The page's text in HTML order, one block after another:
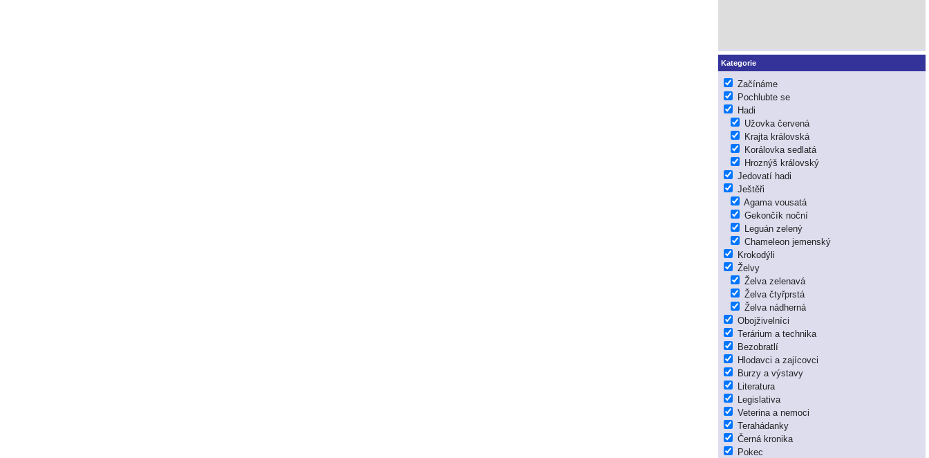
Kategorie
Začínáme
Pochlubte se
Hadi
Užovka červená
Krajta královská
Korálovka sedlatá
Hroznýš královský
Jedovatí hadi
Ještěři
Agama vousatá
Gekončík noční
Leguán zelený
Chameleon jemenský
Krokodýli
Želvy
Želva zelenavá
Želva čtyřprstá
Želva nádherná
Obojživelníci
Terárium a technika
Bezobratlí
Hlodavci a zajícovci
Burzy a výstavy
Literatura
Legislativa
Veterina a nemoci
Terahádanky
Černá kronika
Pokec